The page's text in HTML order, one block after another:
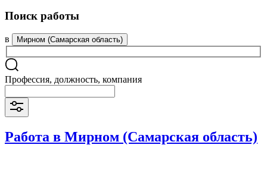
Поиск работы
в Мирном (Самарская область)
Профессия, должность, компания
Работа в Мирном (Самарская область)